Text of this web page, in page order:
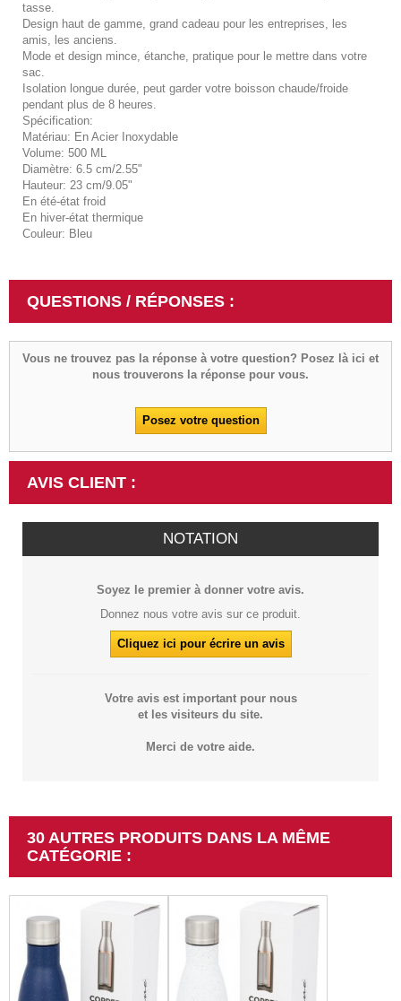
tasse.
Design haut de gamme, grand cadeau pour les entreprises, les
amis, les anciens.
Mode et design mince, étanche, pratique pour le mettre dans votre
sac.
Isolation longue durée, peut garder votre boisson chaude/froide
pendant plus de 8 heures.
Spécification:
Matériau: En Acier Inoxydable
Volume: 500 ML
Diamètre: 6.5 cm/2.55"
Hauteur: 23 cm/9.05"
En été-état froid
En hiver-état thermique
Couleur: Bleu
QUESTIONS / RÉPONSES :
Vous ne trouvez pas la réponse à votre question? Posez là ici et
nous trouverons la réponse pour vous.
Posez votre question
AVIS CLIENT :
NOTATION
Soyez le premier à donner votre avis.
Donnez nous votre avis sur ce produit.
Cliquez ici pour écrire un avis
Votre avis est important pour nous
et les visiteurs du site.
Merci de votre aide.
30 AUTRES PRODUITS DANS LA MÊME
CATÉGORIE :